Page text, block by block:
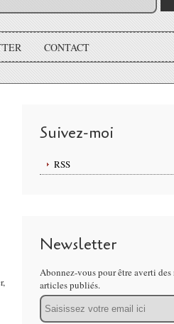
CONTACT
Suivez-moi
RSS
Newsletter
Abonnez-vous pour être averti
articles publiés.
Email